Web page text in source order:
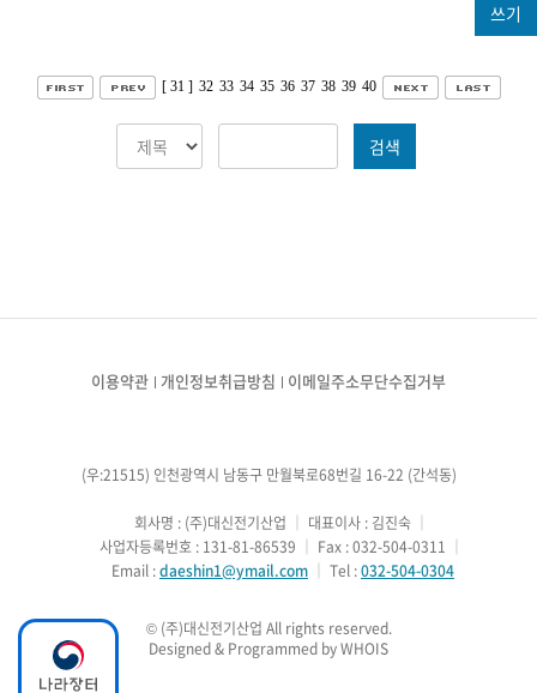
쓰기
[ 31 ] 32 33 34 35 36 37 38 39 40
검색
이용약관 개인정보취급방침 이메일주소무단수집거부
(우:21515) 인천광역시 남동구 만월북로68번길 16-22 (간석동)
        회사명 : (주)대신전기산업
대표이사 : 김진숙 ｜
        사업자등록번호 : 131-81-86539
Fax : 032-504-0311
        Email :
daeshin1@ymail.com Tel : 032-504-0304
© (주)대신전기산업 All rights reserved.
Designed & Programmed by WHOIS